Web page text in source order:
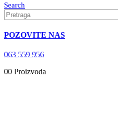
Search
POZOVITE NAS
063 559 956
00 Proizvoda